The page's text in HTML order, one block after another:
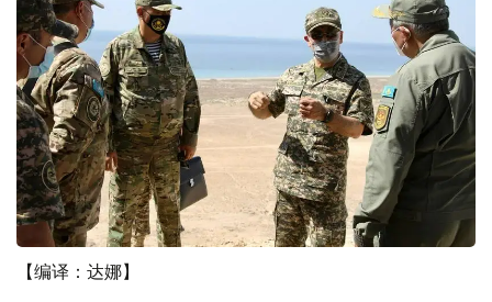
【编译：达娜】